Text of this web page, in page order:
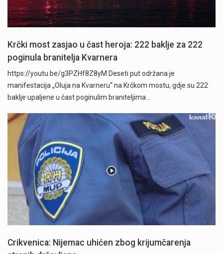
Krčki most zasjao u čast heroja: 222 baklje za 222
poginula branitelja Kvarnera
https://youtu.be/g3PZHf8Z8yM Deseti put održana je
manifestacija „Oluja na Kvarneru“ na Krčkom mostu, gdje su 222
baklje upaljene u čast poginulim braniteljima…
Crikvenica: Nijemac uhićen zbog krijumčarenja